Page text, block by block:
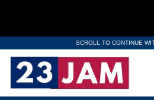
SCROLL TO CONTINUE